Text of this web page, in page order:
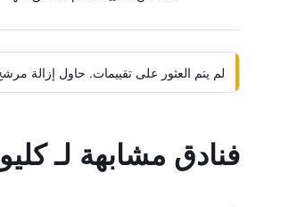
لم يتم العثور على تقييمات. حاول إزالة
فنادق مشابهة لـ